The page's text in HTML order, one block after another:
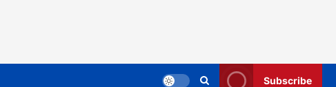
Subscribe